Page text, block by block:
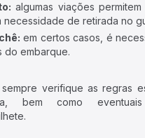
algumas viações
necessidade de retirada no
em certos casos, é
do embarque.
sempre verifique as regras
bem como eventuais